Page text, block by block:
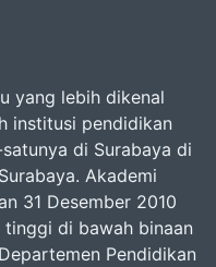
yang lebih dikenal
institusi pendidikan
di Surabaya di
Akademi
31 Desember 2010
di bawah binaan
Pendidikan